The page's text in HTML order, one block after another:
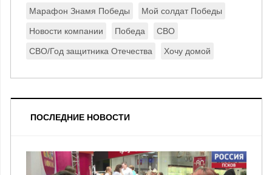
Марафон Знамя Победы Мой солдат Победы
Новости компании Победа СВО
СВО/Год защитника Отечества Хочу домой
ПОСЛЕДНИЕ НОВОСТИ